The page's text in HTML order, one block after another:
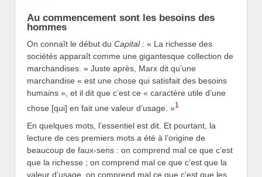
Au commencement sont les besoins des
hommes
On connaît le début du Capital : « La richesse des
sociétés apparaît comme une gigantesque collection de
marchandises. » Juste après, Marx dit qu’une
marchandise « est une chose qui satisfait des besoins
humains », et il dit que c’est ce « caractère utile d’une
chose [qui] en fait une valeur d’usage. »1
En quelques mots, l’essentiel est dit. Et pourtant, la
lecture de ces premiers mots a été à l’origine de
beaucoup de faux-sens : on comprend mal ce que c’est
que la richesse ; on comprend mal ce que c’est que la
valeur d’usage, on comprend mal ce que c’est que les